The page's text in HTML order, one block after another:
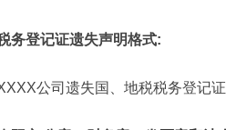
务登记证遗失声明格式:
公司遗失国、地税税务登记